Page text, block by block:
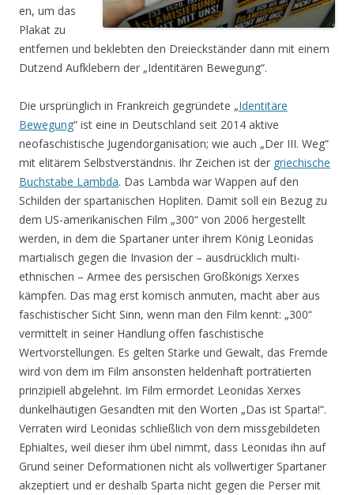
en, um das
Plakat zu
entfernen und beklebten den Dreieckständer dann mit einem
Dutzend Aufklebern der „Identitären Bewegung“.
Die ursprünglich in Frankreich gegründete „Identitäre
Bewegung“ ist eine in Deutschland seit 2014 aktive
neofaschistische Jugendorganisation; wie auch „Der III. Weg“
mit elitärem Selbstverständnis. Ihr Zeichen ist der griechische
Buchstabe Lambda. Das Lambda war Wappen auf den
Schilden der spartanischen Hopliten. Damit soll ein Bezug zu
dem US-amerikanischen Film „300“ von 2006 hergestellt
werden, in dem die Spartaner unter ihrem König Leonidas
martialisch gegen die Invasion der – ausdrücklich multi-
ethnischen – Armee des persischen Großkönigs Xerxes
kämpfen. Das mag erst komisch anmuten, macht aber aus
faschistischer Sicht Sinn, wenn man den Film kennt: „300“
vermittelt in seiner Handlung offen faschistische
Wertvorstellungen. Es gelten Stärke und Gewalt, das Fremde
wird von dem im Film ansonsten heldenhaft porträtierten
prinzipiell abgelehnt. Im Film ermordet Leonidas Xerxes
dunkelhäutigen Gesandten mit den Worten „Das ist Sparta!“.
Verraten wird Leonidas schließlich von dem missgebildeten
Ephialtes, weil dieser ihm übel nimmt, dass Leonidas ihn auf
Grund seiner Deformationen nicht als vollwertiger Spartaner
akzeptiert und er deshalb Sparta nicht gegen die Perser mit